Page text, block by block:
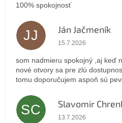
100% spokojnosť
JJ Ján Jačmeník
Hodnotenie
15.7.2026
som nadmieru spokojný ,aj keď
nové otvory sa pre zlú
tomu doporučujem aspoň sú
SC Slavomir
Hodnotenie
13.7.2026